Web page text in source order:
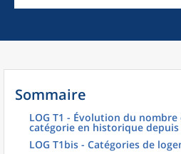
Sommaire
LOG T1 - Évolution du
catégorie en historique depuis
LOG T1bis - Catégories de